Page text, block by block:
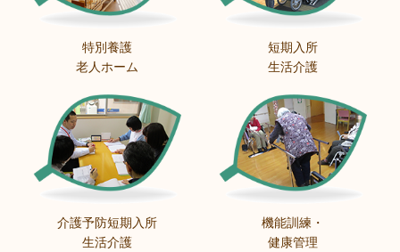
特別養護
老人ホーム
短期入所
生活介護
介護予防短期入所
生活介護
機能訓練・
健康管理